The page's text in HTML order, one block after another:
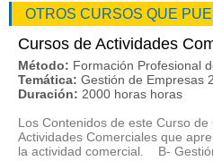
OTROS CURSOS QUE
Cursos de Actividades
Método: Formación Profesional
Temática: Gestión de Empresas
Duración: 2000 horas horas
Los Contenidos de este Curso
Actividades Comerciales que
la actividad comercial. B-